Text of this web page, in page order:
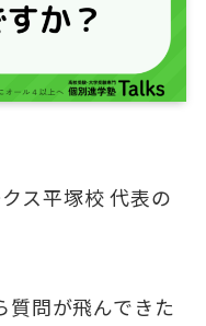
ス平塚校 代表の
質問が飛んできた